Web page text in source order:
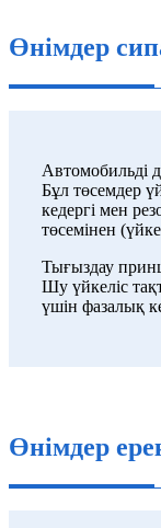
Өнімдер
Автомобильді
Бұл төсемдер
кедергі мен
төсемінен
Тығыздау
Шу үйкеліс
үшін фазалық
Өнімдер